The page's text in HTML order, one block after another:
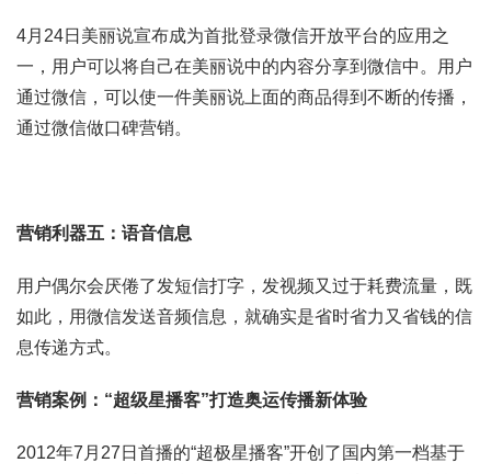
4月24日美丽说宣布成为首批登录微信开放平台的应用之
一，用户可以将自己在美丽说中的内容分享到微信中。用户
通过微信，可以使一件美丽说上面的商品得到不断的传播，
通过微信做口碑营销。
营销利器五：语音信息
用户偶尔会厌倦了发短信打字，发视频又过于耗费流量，既
如此，用微信发送音频信息，就确实是省时省力又省钱的信
息传递方式。
营销案例：“超级星播客”打造奥运传播新体验
2012年7月27日首播的“超极星播客”开创了国内第一档基于